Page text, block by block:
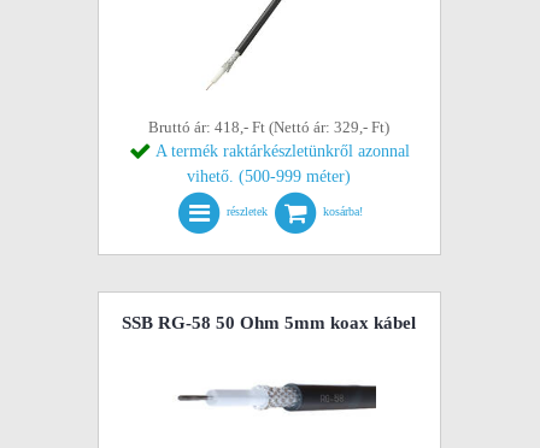
Bruttó ár: 418,- Ft (Nettó ár: 329,- Ft)
A termék raktárkészletünkről azonnal
vihető. (500-999 méter)
részletek kosárba!
SSB RG-58 50 Ohm 5mm koax kábel